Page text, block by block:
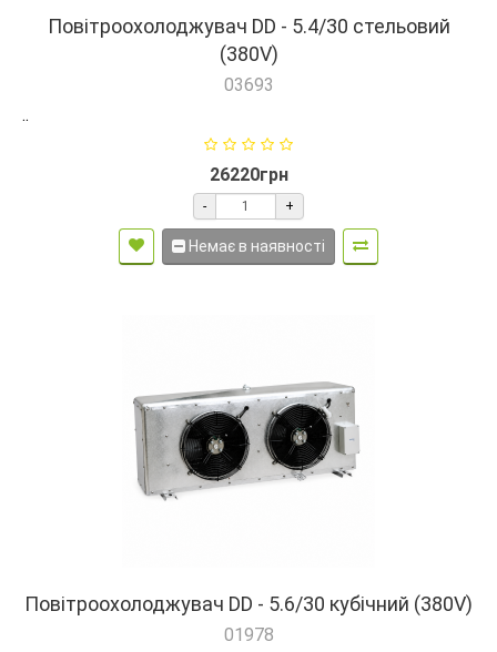
Повітроохолоджувач DD - 5.4/30 стельовий
(380V)
03693
..
26220грн
- +
Немає в наявності
Повітроохолоджувач DD - 5.6/30 кубічний (380V)
01978